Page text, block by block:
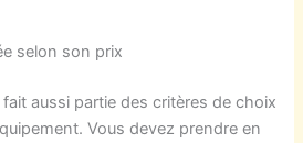
selon son prix
aussi partie des critères de choix
Vous devez prendre en